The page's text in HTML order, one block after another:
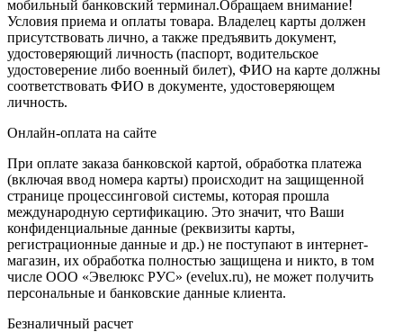
мобильный банковский терминал.Обращаем внимание!
Условия приема и оплаты товара. Владелец карты должен
присутствовать лично, а также предъявить документ,
удостоверяющий личность (паспорт, водительское
удостоверение либо военный билет), ФИО на карте должны
соответствовать ФИО в документе, удостоверяющем
личность.
Онлайн-оплата на сайте
При оплате заказа банковской картой, обработка платежа
(включая ввод номера карты) происходит на защищенной
странице процессинговой системы, которая прошла
международную сертификацию. Это значит, что Ваши
конфиденциальные данные (реквизиты карты,
регистрационные данные и др.) не поступают в интернет-
магазин, их обработка полностью защищена и никто, в том
числе ООО «Эвелюкс РУС» (evelux.ru), не может получить
персональные и банковские данные клиента.
Безналичный расчет